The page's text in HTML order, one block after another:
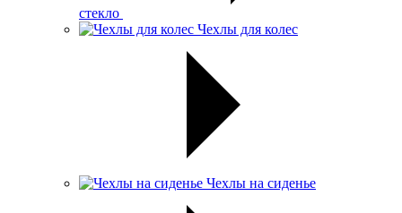
стекло
Чехлы для колес
Чехлы на сиденье